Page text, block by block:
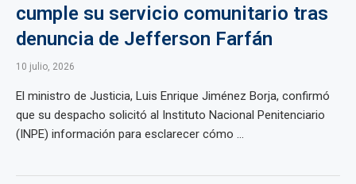
cumple su servicio comunitario tras
denuncia de Jefferson Farfán
10 julio, 2026
El ministro de Justicia, Luis Enrique Jiménez Borja, confirmó
que su despacho solicitó al Instituto Nacional Penitenciario
(INPE) información para esclarecer cómo ...